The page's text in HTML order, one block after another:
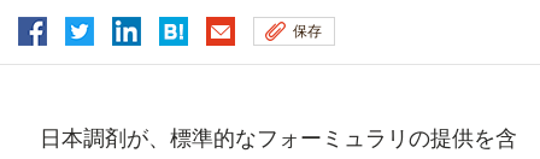
保存
日本調剤が、標準的なフォーミュラリの提供を含